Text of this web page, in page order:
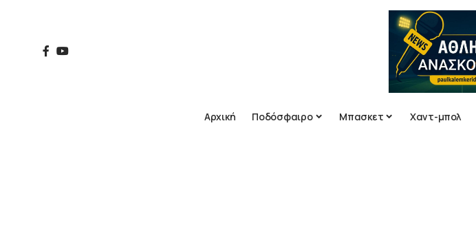
Αρχική Ποδόσφαιρο Μπασκετ Χαντ-μπολ